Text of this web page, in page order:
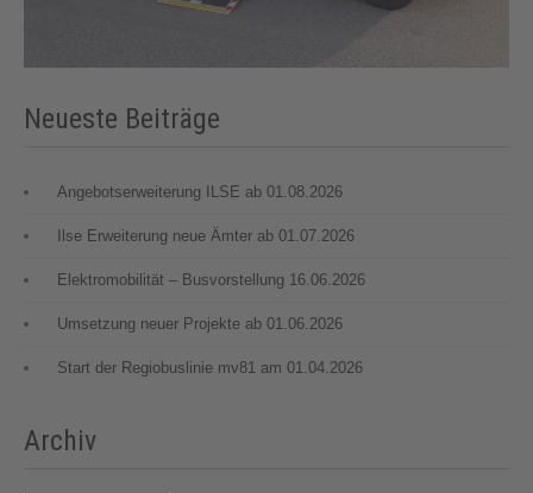
Neueste Beiträge
Angebotserweiterung ILSE ab 01.08.2026
Ilse Erweiterung neue Ämter ab 01.07.2026
Elektromobilität – Busvorstellung 16.06.2026
Umsetzung neuer Projekte ab 01.06.2026
Start der Regiobuslinie mv81 am 01.04.2026
Archiv